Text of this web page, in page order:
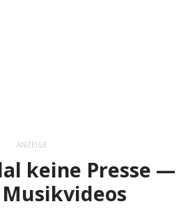
ANZEIGE
keine Presse —